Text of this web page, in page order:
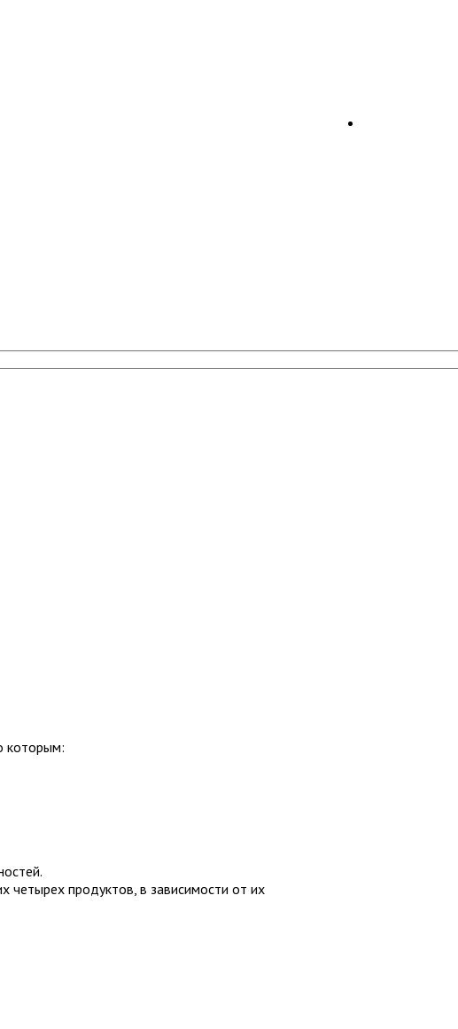
которым:
продуктов, в зависимости от их